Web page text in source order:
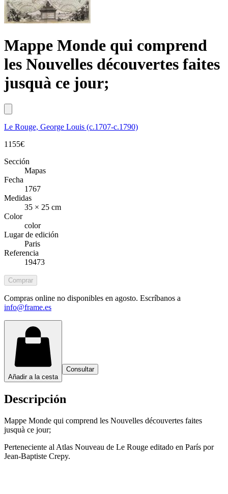
Mappe Monde qui comprend
les Nouvelles découvertes faites
jusquà ce jour;
Le Rouge, George Louis (c.1707-c.1790)
1155€
Sección
Mapas
Fecha
1767
Medidas
35 × 25 cm
Color
color
Lugar de edición
Paris
Referencia
19473
Comprar
Compras online no disponibles en agosto. Escríbanos a
info@frame.es
Añadir a la cesta
Consultar
Descripción
Mappe Monde qui comprend les Nouvelles découvertes faites
jusquà ce jour;
Perteneciente al Atlas Nouveau de Le Rouge editado en París por
Jean-Baptiste Crepy.